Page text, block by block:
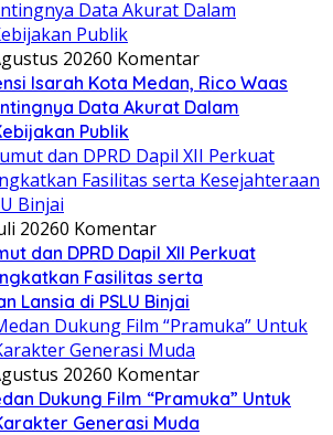
20260 Komentar
Isarah Kota Medan, Rico Waas
Data Akurat Dalam
Publik
20260 Komentar
dan DPRD Dapil XII Perkuat
Fasilitas serta
Lansia di PSLU Binjai
20260 Komentar
Dukung Film “Pramuka” Untuk
Generasi Muda